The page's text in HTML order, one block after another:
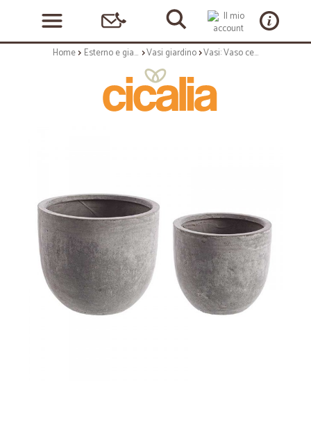
Home Esterno e giardino Vasi giardino Vasi: Vaso cement to basso grigio s